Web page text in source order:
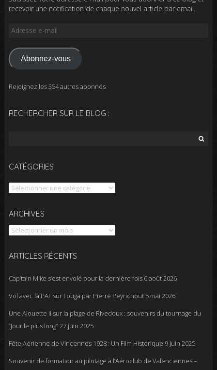
recevoir une notification de chaque nouvel article par email.
Adresse
mail
Abonnez-vous
Rejoignez les 354 autres abonnés
RECHERCHER SUR LE BLOG :
CATÉGORIES
Catégories
ARCHIVES
Archives
ARTICLES RÉCENTS
Cap’tain Mike s’est envolé pour la dernière fois 6 août 2026
Vol avec la PAF sur Fouga par Pierre Peyrichout 5 mai 2026
Une Alouette II sur la plage de Rivedoux : souvenirs du tournage du
“Jour le plus long”27 juin 2025
Fête Aérienne de Vincennes 1928 : Un Film Historique 9 juin 2025
Souvenir de formation au pilotage à l’Aéroclub de Valenciennes –